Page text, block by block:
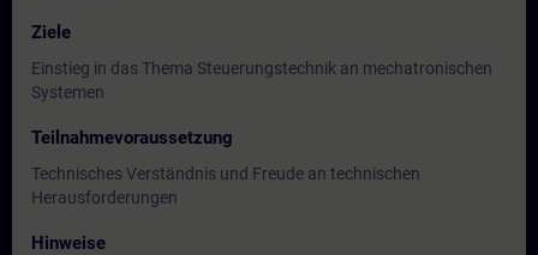
Ziele
Einstieg in das Thema Steuerungstechnik an mechatronischen
Systemen
Teilnahmevoraussetzung
Technisches Verständnis und Freude an technischen
Herausforderungen
Hinweise